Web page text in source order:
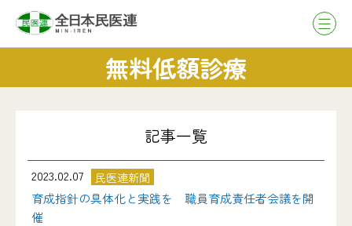
無料低額診療
記事一覧
2023.02.07 民医連新聞
育成指針の具体化と実践を 職員育成責任者会議を開
催